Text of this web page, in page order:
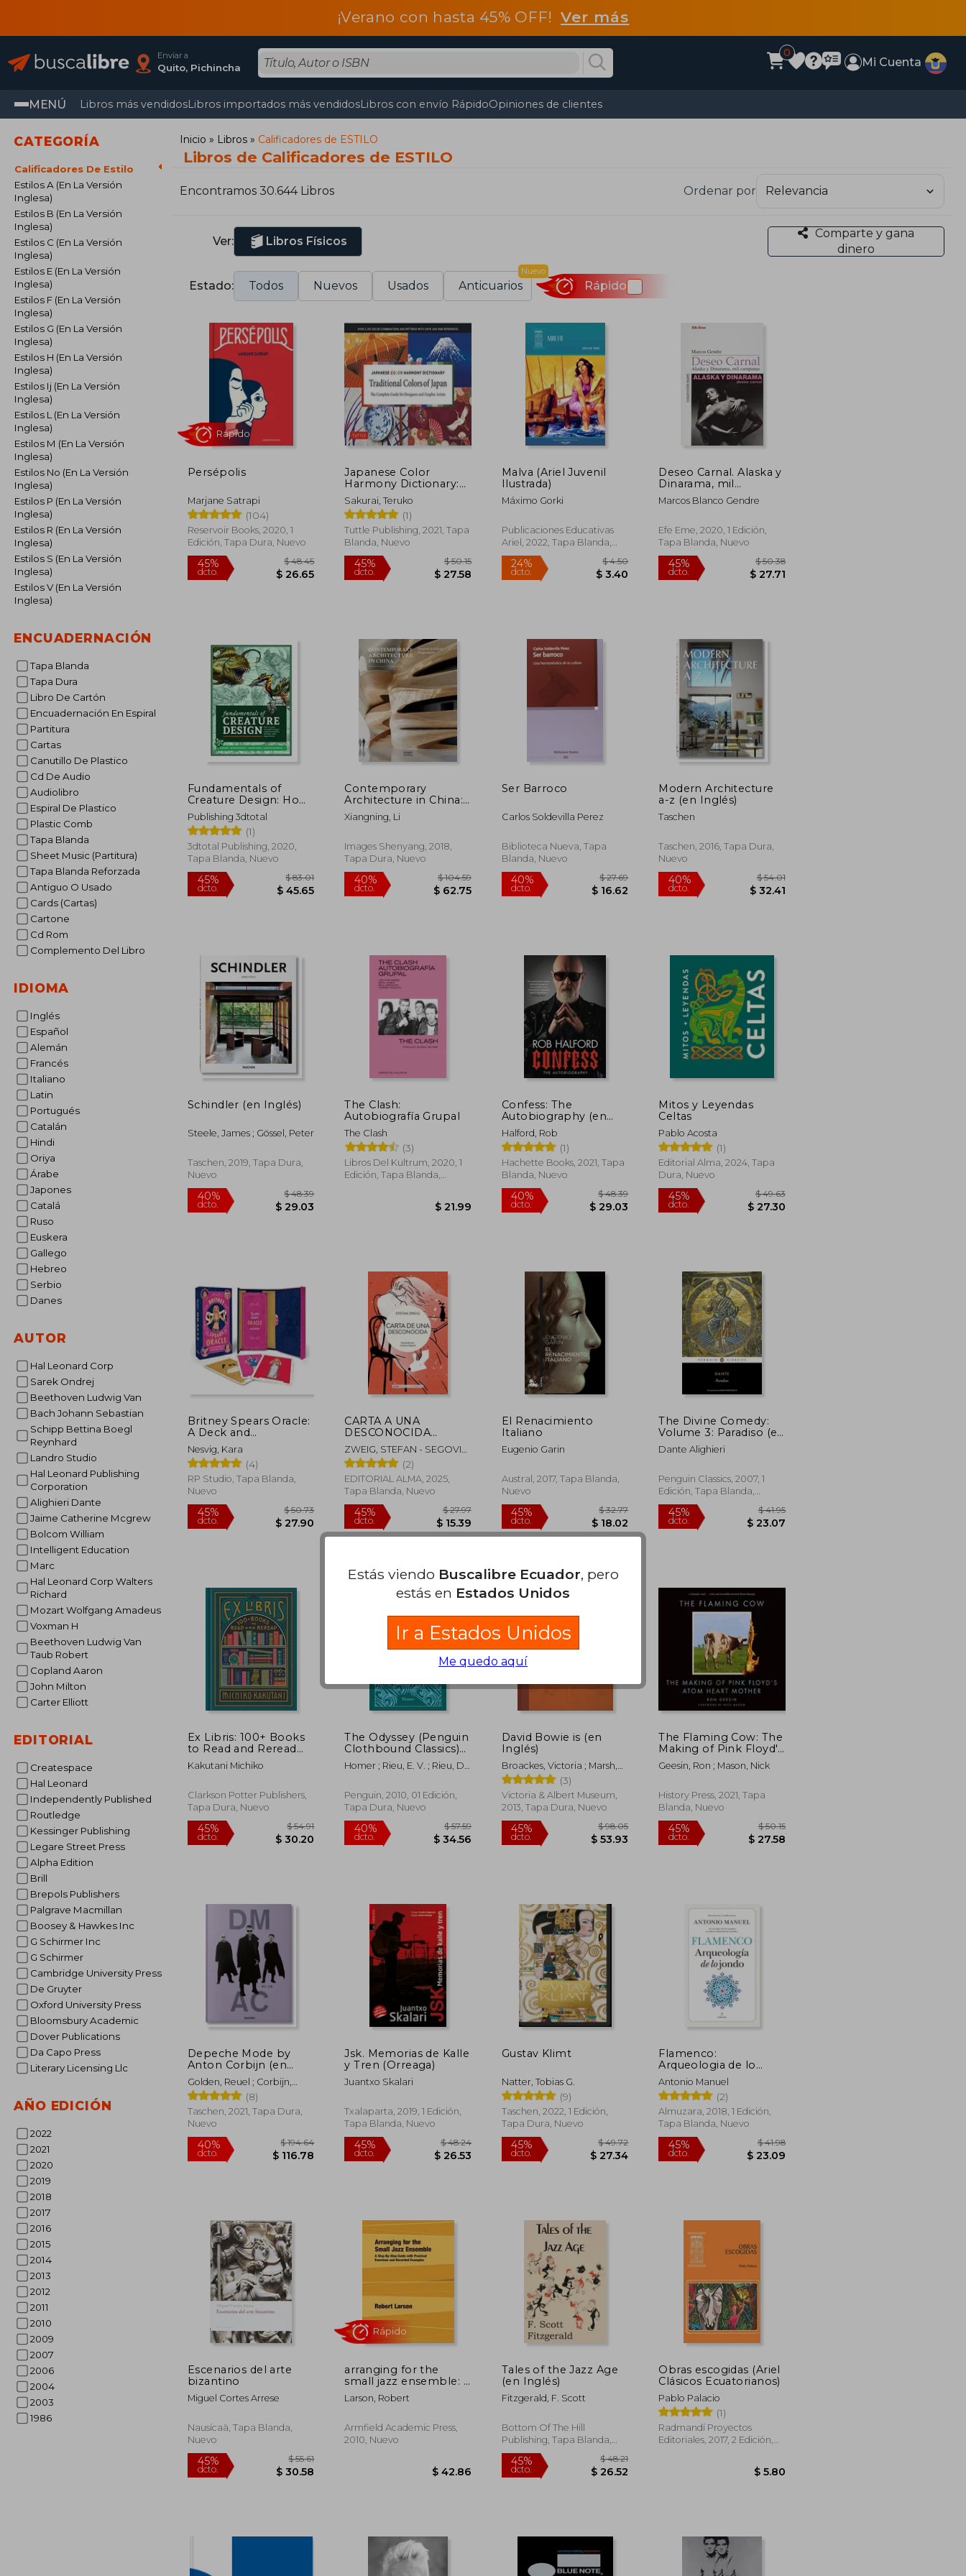
¡Verano con hasta 45% OFF!Ver más
Enviar a
Quito, Pichincha
0
Mi Cuenta
MENÚ Libros más vendidosLibros importados más vendidosLibros con envío RápidoOpiniones de clientes
CATEGORÍA
Calificadores De Estilo
Estilos A (En La Versión
Inglesa)
Estilos B (En La Versión
Inglesa)
Estilos C (En La Versión
Inglesa)
Estilos E (En La Versión
Inglesa)
Estilos F (En La Versión
Inglesa)
Estilos G (En La Versión
Inglesa)
Estilos H (En La Versión
Inglesa)
Estilos Ij (En La Versión
Inglesa)
Estilos L (En La Versión
Inglesa)
Estilos M (En La Versión
Inglesa)
Estilos No (En La Versión
Inglesa)
Estilos P (En La Versión
Inglesa)
Estilos R (En La Versión
Inglesa)
Estilos S (En La Versión
Inglesa)
Estilos V (En La Versión
Inglesa)
ENCUADERNACIÓN
Tapa Blanda
Tapa Dura
Libro De Cartón
Encuadernación En Espiral
Partitura
Cartas
Canutillo De Plastico
Cd De Audio
Audiolibro
Espiral De Plastico
Plastic Comb
Tapa Blanda
Sheet Music (Partitura)
Tapa Blanda Reforzada
Antiguo O Usado
Cards (Cartas)
Cartone
Cd Rom
Complemento Del Libro
IDIOMA
Inglés
Español
Alemán
Francés
Italiano
Latin
Portugués
Catalán
Hindi
Oriya
Árabe
Japones
Catalá
Ruso
Euskera
Gallego
Hebreo
Serbio
Danes
AUTOR
Hal Leonard Corp
Sarek Ondrej
Beethoven Ludwig Van
Bach Johann Sebastian
Schipp Bettina Boegl
Reynhard
Landro Studio
Hal Leonard Publishing
Corporation
Alighieri Dante
Jaime Catherine Mcgrew
Bolcom William
Intelligent Education
Marc
Hal Leonard Corp Walters
Richard
Mozart Wolfgang Amadeus
Voxman H
Beethoven Ludwig Van
Taub Robert
Copland Aaron
John Milton
Carter Elliott
EDITORIAL
Createspace
Hal Leonard
Independently Published
Routledge
Kessinger Publishing
Legare Street Press
Alpha Edition
Brill
Brepols Publishers
Palgrave Macmillan
Boosey & Hawkes Inc
G Schirmer Inc
G Schirmer
Cambridge University Press
De Gruyter
Oxford University Press
Bloomsbury Academic
Dover Publications
Da Capo Press
Literary Licensing Llc
AÑO EDICIÓN
2022
2021
2020
2019
2018
2017
2016
2015
2014
2013
2012
2011
2010
2009
2007
2006
2004
2003
1986
Inicio Libros Calificadores de ESTILO
Libros de Calificadores de ESTILO
Encontramos 30.644 Libros Ordenar por
Ver: Libros Físicos
Comparte y gana
dinero
Estado: Todos Nuevos Usados Anticuarios
Nuevo
Rápido
Persépolis
Marjane Satrapi
(104)
Reservoir Books, 2020, 1
Edición, Tapa Dura, Nuevo
Japanese Color
Harmony Dictionary:
Traditional Colors: The
Complete Guide for
Designers and Graphic
Artists (Over 2,750
Color Combinations
Cmyk and rgb
References) (en
Sakurai, Teruko
(1)
Tuttle Publishing, 2021, Tapa
Blanda, Nuevo
Malva (Ariel Juvenil
Ilustrada)
Máximo Gorki
Publicaciones Educativas
Ariel, 2022, Tapa Blanda,
Nuevo
$ 3.40
Deseo Carnal. Alaska y
Dinarama, mil
Campanas
Marcos Blanco Gendre
Efe Eme, 2020, 1 Edición,
Tapa Blanda, Nuevo
Fundamentals of
Creature Design: How
to Create Successful
Concepts Using
Functionality,
Anatomy, Color,
Shape & Scale (en
Publishing 3dtotal
(1)
3dtotal Publishing, 2020,
Tapa Blanda, Nuevo
45%
dcto.
Contemporary
Architecture in China:
Towards a Critical
Pragmatism (en
Xiangning, Li
Images Shenyang, 2018,
Tapa Dura, Nuevo
40%
dcto.
Ser Barroco
Carlos Soldevilla Perez
Biblioteca Nueva, Tapa
Blanda, Nuevo
40%
dcto.
$ 27.69
$ 16.62
Modern Architecture
a-z (en Inglés)
Taschen
Taschen, 2016, Tapa Dura,
Nuevo
40%
dcto.
Schindler (en Inglés)
Steele, James ; Gössel, Peter
Taschen, 2019, Tapa Dura,
Nuevo
40%
dcto.
The Clash:
Autobiografía Grupal
The Clash
(3)
Libros Del Kultrum, 2020, 1
Edición, Tapa Blanda,
Confess: The
Autobiography (en
Inglés)
Halford, Rob
(1)
Hachette Books, 2021, Tapa
Blanda, Nuevo
40%
dcto.
$ 48.39
$ 29.03
Mitos y Leyendas
Celtas
Pablo Acosta
(1)
Editorial Alma, 2024, Tapa
Dura, Nuevo
45%
dcto.
Britney Spears Oracle:
A Deck and
Guidebook to be
Stronger Than
Yesterday (en Inglés)
Nesvig, Kara
(4)
RP Studio, Tapa Blanda,
Nuevo
45%
dcto. $ 27.90
CARTA A UNA
DESCONOCIDA
pocket Alma
ZWEIG, STEFAN - SEGOVIA,
CARMEN
(2)
EDITORIAL ALMA, 2025,
Tapa Blanda, Nuevo
dcto. $ 15.39
El Renacimiento
Italiano
Eugenio Garin
Austral, 2017, Tapa Blanda,
Nuevo
dcto.
$ 32.77
$ 18.02
The Divine Comedy:
Volume 3: Paradiso (en
Inglés)
Dante Alighieri
Penguin Classics, 2007, 1
Edición, Tapa Blanda,
Nuevo
45%
dcto.
Ex Libris: 100+ Books
to Read and Reread
(en Inglés)
Kakutani Michiko
Clarkson Potter Publishers,
Tapa Dura, Nuevo
45%
The Odyssey (Penguin
Clothbound Classics)
(en Inglés)
Homer ; Rieu, E. V. ; Rieu, D.
Penguin, 2010, 01 Edición,
Tapa Dura, Nuevo
40% $ 57.59
David Bowie is (en
Inglés)
Broackes, Victoria ; Marsh,
Geoffrey
(3)
Victoria & Albert Museum,
2013, Tapa Dura, Nuevo
45% $ 98.05
The Flaming Cow: The
Making of Pink Floyd'S
Atom Heart Mother
(en Inglés)
Geesin, Ron ; Mason, Nick
History Press, 2021, Tapa
Blanda, Nuevo
45%
Depeche Mode by
Anton Corbijn (en
Inglés)
Golden, Reuel ; Corbijn,
Anton
(8)
Taschen, 2021, Tapa Dura,
Nuevo
40%
dcto.
$ 194.64
$ 116.78
Jsk. Memorias de Kalle
y Tren (Orreaga)
Juantxo Skalari
Txalaparta, 2019, 1 Edición,
Tapa Blanda, Nuevo
45%
dcto.
$ 48.24
$ 26.53
Gustav Klimt
Natter, Tobias G.
(9)
Taschen, 2022, 1 Edición,
Tapa Dura, Nuevo
dcto.
$ 49.72
$ 27.34
Flamenco:
Arqueologia de lo
Jondo
Antonio Manuel
(2)
Almuzara, 2018, 1 Edición,
Tapa Blanda, Nuevo
45%
Escenarios del arte
bizantino
Miguel Cortes Arrese
Nausícaä, Tapa Blanda,
Nuevo
arranging for the
small jazz ensemble: a
step-by-step guide
with practical
recorded examples
(en Inglés)
Larson, Robert
Armfield Academic Press,
2010, Nuevo
Tales of the Jazz Age
(en Inglés)
Fitzgerald, F. Scott
Bottom Of The Hill
Publishing, Tapa Blanda,
Nuevo
Obras escogidas (Ariel
Clásicos Ecuatorianos)
Pablo Palacio
(1)
Radmandí Proyectos
Editoriales, 2017, 2 Edición,
Estás viendo Buscalibre Ecuador, pero
estás en Estados Unidos
Ir a Estados Unidos
Me quedo aquí